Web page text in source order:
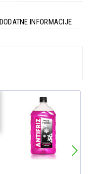
DODATNE INFORMACIJE